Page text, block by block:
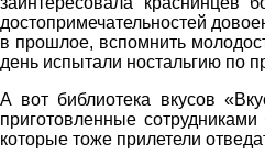
достопримечательностей
в прошлое, вспомнить
день испытали ностальгию по
А вот библиотека вкусов
приготовленные
которые тоже прилетели